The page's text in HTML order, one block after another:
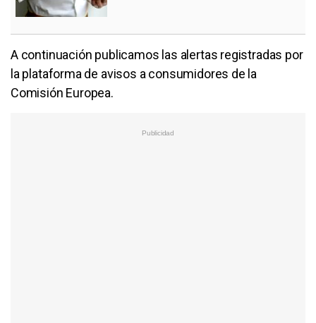
A continuación publicamos las alertas registradas por
la plataforma de avisos a consumidores de la
Comisión Europea.